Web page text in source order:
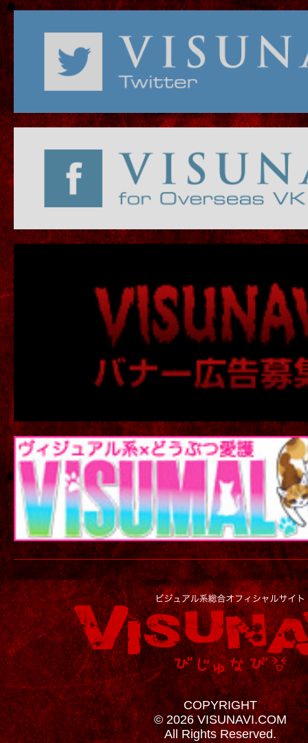
COPYRIGHT
© 2026 VISUNAVI.COM
All Rights Reserved.